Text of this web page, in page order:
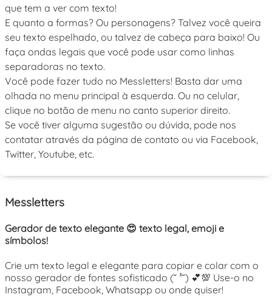
que tem a ver com texto!
E quanto a formas? Ou personagens? Talvez você queira
seu texto espelhado, ou talvez de cabeça para baixo! Ou
faça ondas legais que você pode usar como linhas
separadoras no texto.
Você pode fazer tudo no Messletters! Basta dar uma
olhada no menu principal à esquerda. Ou no celular,
clique no botão de menu no canto superior direito.
Se você tiver alguma sugestão ou dúvida, pode nos
contatar através da página de contato ou via Facebook,
Twitter, Youtube, etc.
Messletters
Gerador de texto elegante 😍 texto legal, emoji e
símbolos!
Crie um texto legal e elegante para copiar e colar com o
nosso gerador de fontes sofisticado (˘ ³˘) 💕💯 Use-o no
Instagram, Facebook, Whatsapp ou onde quiser!